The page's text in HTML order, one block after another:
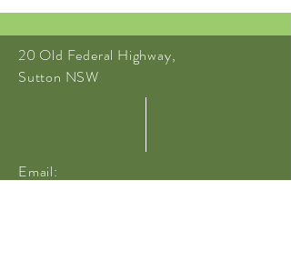
20 Old Federal Highway,
Sutton NSW
Email: